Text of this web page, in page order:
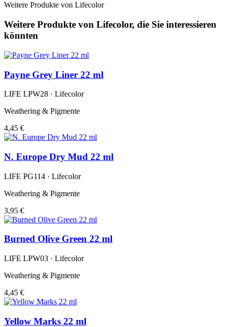
Weitere Produkte von Lifecolor
Weitere Produkte von Lifecolor, die Sie interessieren
könnten
Payne Grey Liner 22 ml
LIFE LPW28 · Lifecolor
Weathering & Pigmente
4,45 €
N. Europe Dry Mud 22 ml
LIFE PG114 · Lifecolor
Weathering & Pigmente
3,95 €
Burned Olive Green 22 ml
LIFE LPW03 · Lifecolor
Weathering & Pigmente
4,45 €
Yellow Marks 22 ml